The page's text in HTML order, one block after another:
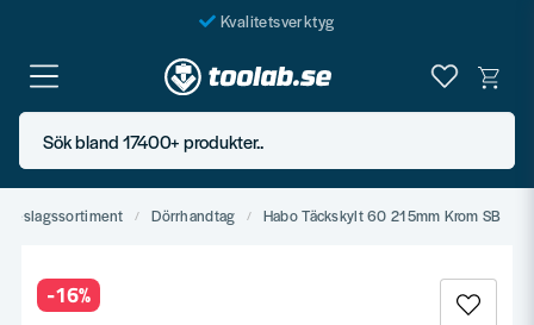
Kvalitetsverktyg
Fraktfritt över 999 SEK*
En järnhandel för alla
Butik i Göteborg
Sök bland 17400+ produkter..
Beslagssortiment Dörrhandtag Habo Täckskylt 60 215mm Krom SB
-16%